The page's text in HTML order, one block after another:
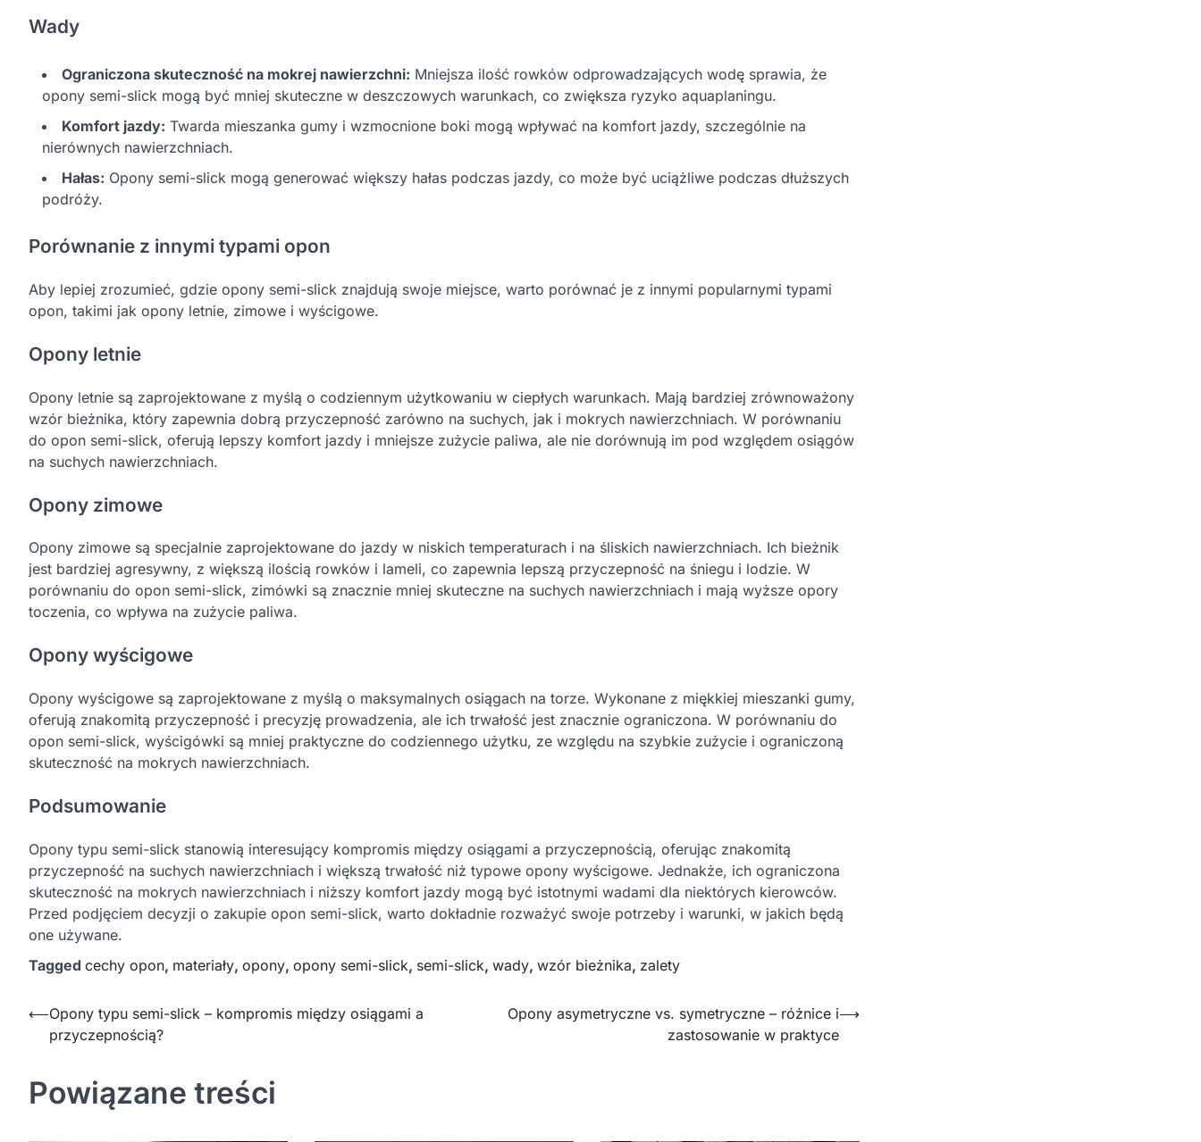
Wady
Ograniczona skuteczność na mokrej nawierzchni: Mniejsza ilość rowków odprowadzających wodę sprawia, że
opony semi-slick mogą być mniej skuteczne w deszczowych warunkach, co zwiększa ryzyko aquaplaningu.
Komfort jazdy: Twarda mieszanka gumy i wzmocnione boki mogą wpływać na komfort jazdy, szczególnie na
nierównych nawierzchniach.
Hałas: Opony semi-slick mogą generować większy hałas podczas jazdy, co może być uciążliwe podczas dłuższych
podróży.
Porównanie z innymi typami opon
Aby lepiej zrozumieć, gdzie opony semi-slick znajdują swoje miejsce, warto porównać je z innymi popularnymi typami
opon, takimi jak opony letnie, zimowe i wyścigowe.
Opony letnie
Opony letnie są zaprojektowane z myślą o codziennym użytkowaniu w ciepłych warunkach. Mają bardziej zrównoważony
wzór bieżnika, który zapewnia dobrą przyczepność zarówno na suchych, jak i mokrych nawierzchniach. W porównaniu
do opon semi-slick, oferują lepszy komfort jazdy i mniejsze zużycie paliwa, ale nie dorównują im pod względem osiągów
na suchych nawierzchniach.
Opony zimowe
Opony zimowe są specjalnie zaprojektowane do jazdy w niskich temperaturach i na śliskich nawierzchniach. Ich bieżnik
jest bardziej agresywny, z większą ilością rowków i lameli, co zapewnia lepszą przyczepność na śniegu i lodzie. W
porównaniu do opon semi-slick, zimówki są znacznie mniej skuteczne na suchych nawierzchniach i mają wyższe opory
toczenia, co wpływa na zużycie paliwa.
Opony wyścigowe
Opony wyścigowe są zaprojektowane z myślą o maksymalnych osiągach na torze. Wykonane z miękkiej mieszanki gumy,
oferują znakomitą przyczepność i precyzję prowadzenia, ale ich trwałość jest znacznie ograniczona. W porównaniu do
opon semi-slick, wyścigówki są mniej praktyczne do codziennego użytku, ze względu na szybkie zużycie i ograniczoną
skuteczność na mokrych nawierzchniach.
Podsumowanie
Opony typu semi-slick stanowią interesujący kompromis między osiągami a przyczepnością, oferując znakomitą
przyczepność na suchych nawierzchniach i większą trwałość niż typowe opony wyścigowe. Jednakże, ich ograniczona
skuteczność na mokrych nawierzchniach i niższy komfort jazdy mogą być istotnymi wadami dla niektórych kierowców.
Przed podjęciem decyzji o zakupie opon semi-slick, warto dokładnie rozważyć swoje potrzeby i warunki, w jakich będą
one używane.
Tagged cechy opon, materiały, opony, opony semi-slick, semi-slick, wady, wzór bieżnika, zalety
Nawigacja
wpisu
⟵Opony typu semi-slick – kompromis między osiągami a
przyczepnością?
Opony asymetryczne vs. symetryczne – różnice i
zastosowanie w praktyce
⟶
Powiązane treści